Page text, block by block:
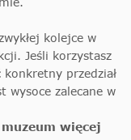
kolejce w
Jeśli korzystasz
przedział
wysoce zalecane w
więcej